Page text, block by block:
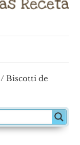
/ Biscotti de